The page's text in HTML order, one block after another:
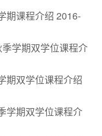
期课程介绍 2016-
学期双学位课程介
双学位课程介绍
期双学位课程介